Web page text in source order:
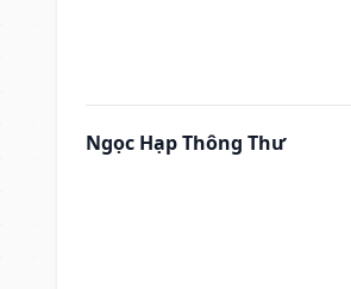
Ngọc Hạp Thông Thư